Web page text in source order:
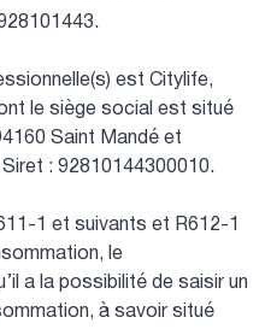
est Citylife,
le siège social est situé
Saint Mandé et
: 92810144300010.
1 et suivants et R612-1
le
a la possibilité de saisir un
à savoir situé